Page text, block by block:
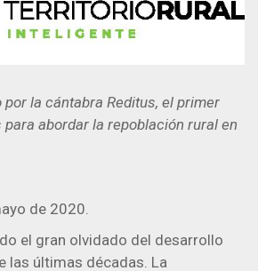
la cántabra Reditus, el primer
abordar la repoblación rural en
de 2020.
el gran olvidado del desarrollo
las últimas décadas. La